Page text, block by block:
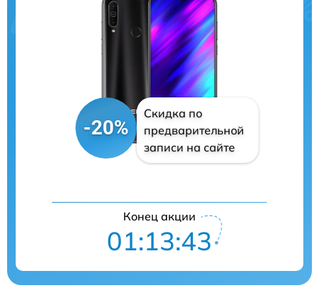
-20%
Скидка по
предварительной
записи на сайте
Конец акции
01:13:42